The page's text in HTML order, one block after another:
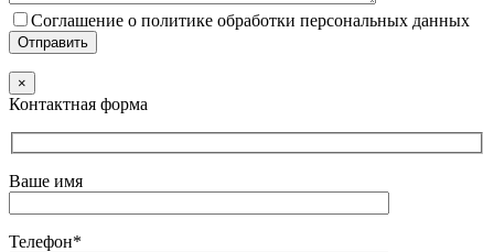
Соглашение о политике обработки персональных данных
×
Контактная форма
Ваше имя
Телефон*